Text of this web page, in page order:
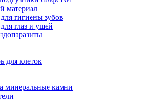
материал
гигиены зубов
глаз и ушей
для клеток
минеральные камни